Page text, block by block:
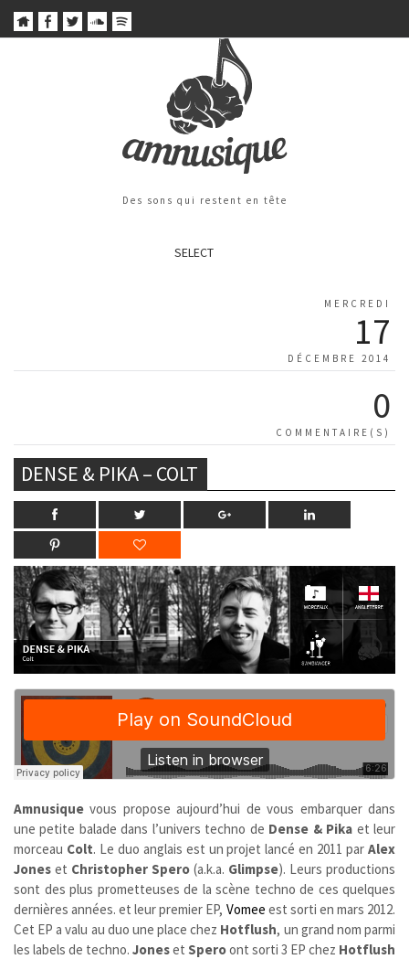
Des sons qui restent en tête
SELECT
MERCREDI
17
DÉCEMBRE 2014
0
COMMENTAIRE(S)
DENSE & PIKA – COLT
Amnusique vous propose aujourd’hui de vous embarquer dans
une petite balade dans l’univers techno de Dense & Pika et leur
morceau Colt. Le duo anglais est un projet lancé en 2011 parAlex
Jones et Christopher Spero (a.k.a. Glimpse). Leurs productions
sont des plus prometteuses de la scène techno de ces quelques
dernières années. et leur premier EP, Vomee est sorti en mars 2012.
Cet EP a valu au duo une place chez Hotflush, un grand nom parmi
les labels de techno. Joneset Speroont sorti 3 EP chez Hotflush